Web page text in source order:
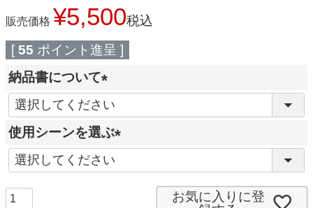
販売価格 ¥5,500税込
[ 55 ポイント進呈 ]
納品書について
(
必
須
)
使用シーンを選ぶ
必
お気に入りに登